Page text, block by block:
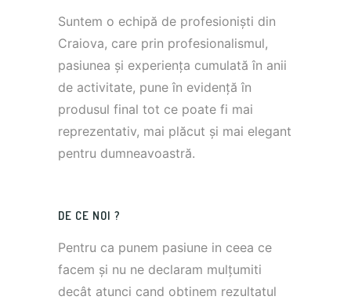
Suntem o echipă de profesioniști din
Craiova, care prin profesionalismul,
pasiunea și experiența cumulată în anii
de activitate, pune în evidență în
produsul final tot ce poate fi mai
reprezentativ, mai plăcut și mai elegant
pentru dumneavoastră.
DE CE NOI ?
Pentru ca punem pasiune in ceea ce
facem și nu ne declaram mulțumiti
decât atunci cand obtinem rezultatul